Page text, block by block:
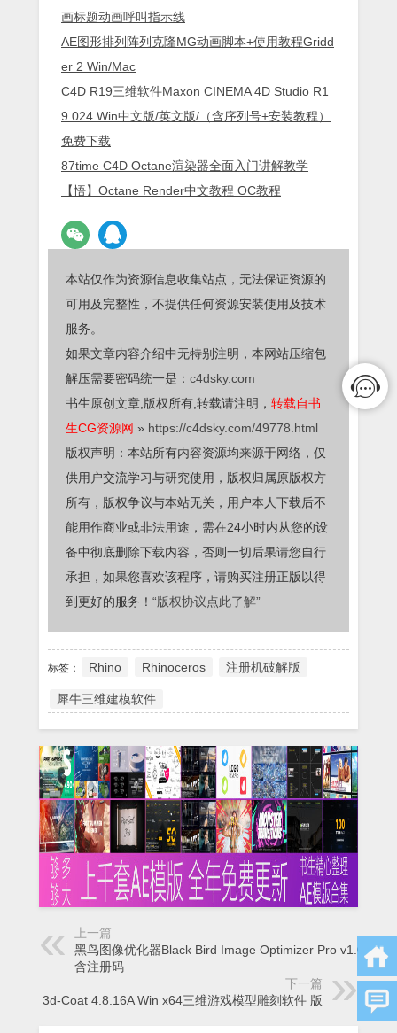
画标题动画呼叫指示线
AE图形排列阵列克隆MG动画脚本+使用教程Gridd
er 2 Win/Mac
C4D R19三维软件Maxon CINEMA 4D Studio R1
9.024 Win中文版/英文版/（含序列号+安装教程）
免费下载
87time C4D Octane渲染器全面入门讲解教学
【悟】Octane Render中文教程 OC教程
本站仅作为资源信息收集站点，无法保证资源的
可用及完整性，不提供任何资源安装使用及技术
服务。
如果文章内容介绍中无特别注明，本网站压缩包
解压需要密码统一是： c4dsky.com
书生原创文章,版权所有,转载请注明， 转载自书
生CG资源网 » https://c4dsky.com/49778.html
版权声明：本站所有内容资源均来源于网络，仅
供用户交流学习与研究使用，版权归属原版权方
所有，版权争议与本站无关，用户本人下载后不
能用作商业或非法用途，需在24小时内从您的设
备中彻底删除下载内容，否则一切后果请您自行
承担，如果您喜欢该程序，请购买注册正版以得
到更好的服务！ “版权协议点此了解”
标签： Rhino Rhinoceros 注册机破解版
犀牛三维建模软件
上一篇
黑鸟图像优化器Black Bird Image Optimizer Pro v1.0.3.1
含注册码
下一篇
3d-Coat 4.8.16A Win x64三维游戏模型雕刻软件 版